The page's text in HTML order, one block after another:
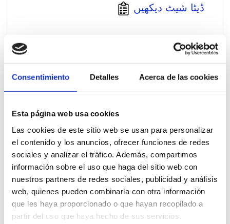
Consentimiento Detalles Acerca de las cookies
Esta página web usa cookies
Las cookies de este sitio web se usan para personalizar
el contenido y los anuncios, ofrecer funciones de redes
sociales y analizar el tráfico. Además, compartimos
información sobre el uso que haga del sitio web con
nuestros partners de redes sociales, publicidad y análisis
web, quienes pueden combinarla con otra información
que les haya proporcionado o que hayan recopilado a
partir del uso que haya hecho de sus servicios.
ڈیٹا شیٹ دیکھیں
تصریح
diversas recetas de pescado, marisco,
arroces mixtos o incluso de verduras o pollo.
El sabor combina notas a sofrito (cebolla, ajo
y tomate), pescado y marisco, con notas de
hierbas aromáticas. Su aspecto y color son
una característica a resaltar, ya que aportan
un tono de color natural a azafrán, no
artificial. Ahorro en costes de materia prima
y energéticos. Rinde hasta 144 raciones a
0,06€/ración.